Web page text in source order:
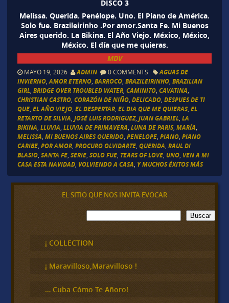
DISCO 3
Melissa. Querida. Penélope. Uno. El Piano de América.
Solo fue. Brazileirinho .Por amor.Santa Fe. Mi Buenos
Aires querido. La Bikina. El Año Viejo. México, México,
México. El día que me quieras.
MDV
MAYO 19, 2026 ADMIN 0 COMMENTS
AGUAS DE
INVIERNO, AMOR ETERNO, BARROCO, BRAZILEIRINHO, BRAZILIAN
GIRL, BRIDGE OVER TROUBLED WATER, CAMINITO, CAVATINA
CHRISTIAN CASTRO, CORAZÓN DE NIÑO, DELICADO, DESPUES DE TI
QUE, EL AÑO VIEJO, EL DESPERTAR, EL DIA QUE ME QUIERAS, EL
RETARTO DE SILVIA JOSÉ LUIS RODRIGUEZ, JUAN GABRIEL, LA
BIKINA LLUVIA LLUVIA DE PRIMAVERA LUNA DE PARIS, MARÍA
MELISSA MI BUENOS AIRES QUERIDO, PENELOPE, PIANO, PIANO
CARIBE, POR AMOR, PROCURO OLVIDARTE, QUERIDA RAUL DI
BLASIO, SANTA FE, SERIE, SOLO FUE, TEARS OF LOVE, UNO, VEN A MI
CASA ESTA NAVIDAD, VOLVIENDO A CASA Y MUCHOS ÉXITOS MÁS
EL SITIO QUE NOS INVITA EVOCAR
B
u
c
a
Buscar
¡ COLLECTION
¡ Maravilloso,Maravilloso !
… Cuba Cómo Te Añoro!